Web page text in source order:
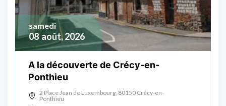
08 août, 2026
samedi
A la découverte de Crécy-en-
Ponthieu
2 Place Jean de Luxembourg, 80150 Crécy-en-
Ponthieu